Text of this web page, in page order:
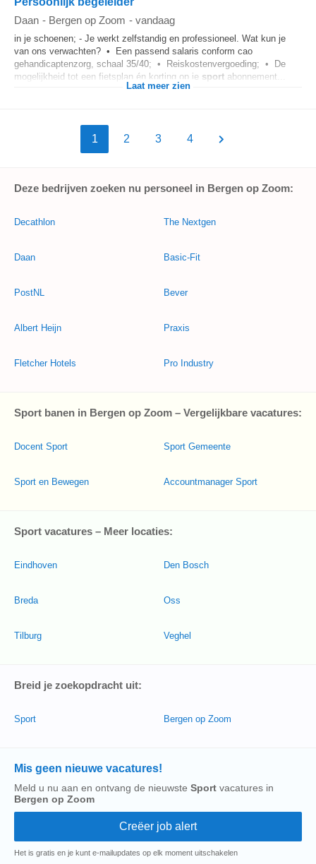
Daan - Bergen op Zoom - vandaag
in je schoenen; - Je werkt zelfstandig en professioneel. Wat kun je
van ons verwachten? • Een passend salaris conform cao
gehandicaptenzorg, schaal 35/40; • Reiskostenvergoeding; • De
mogelijkheid tot een fietsplan én korting op je sport abonnement...
Laat meer zien
1 2 3 4
Deze bedrijven zoeken nu personeel in Bergen op Zoom:
Decathlon
Daan
PostNL
Albert Heijn
Fletcher Hotels
The Nextgen
Basic-Fit
Bever
Praxis
Pro Industry
Sport banen in Bergen op Zoom – Vergelijkbare vacatures:
Docent Sport
Sport en Bewegen
Sport Gemeente
Accountmanager Sport
Sport vacatures – Meer locaties:
Eindhoven
Breda
Tilburg
Den Bosch
Oss
Veghel
Breid je zoekopdracht uit:
Sport Bergen op Zoom
Mis geen nieuwe vacatures!
Meld u nu aan en ontvang de nieuwste Sport vacatures in
Bergen op Zoom
Het is gratis en je kunt e-mailupdates op elk moment uitschakelen